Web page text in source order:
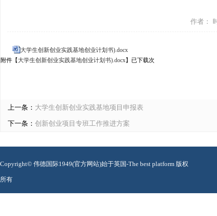
作者：
大学生创新创业实践基地创业计划书).docx
附件【 大学生创新创业实践基地创业计划书).docx】已下载次
上一条： 大学生创新创业实践基地项目申报表
下一条： 创新创业项目专班工作推进方案
Copyright© 伟德国际1949(官方网站)始于英国-The best platform 版权
所有